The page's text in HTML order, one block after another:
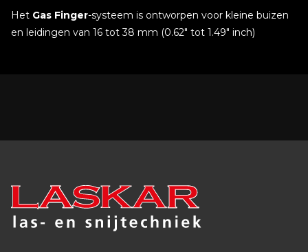
Het Gas Finger-systeem is ontworpen voor kleine buizen
en leidingen van 16 tot 38 mm (0.62" tot 1.49" inch)